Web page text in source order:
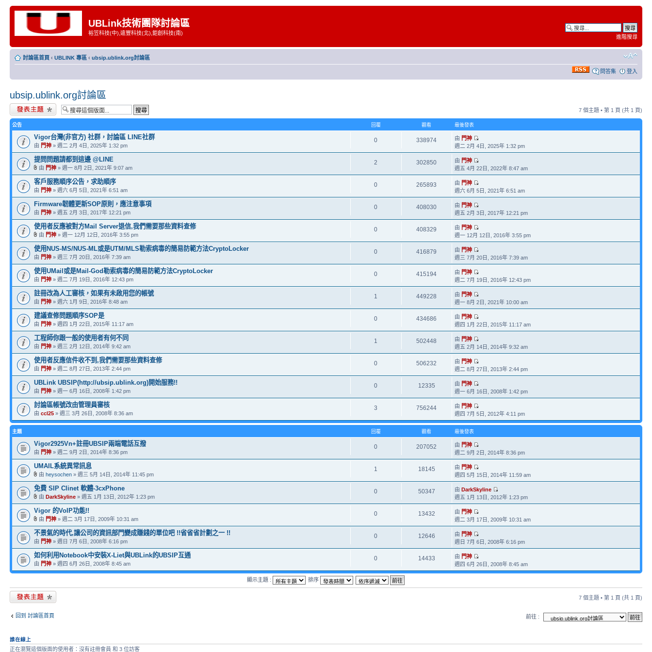
UBLink技術團隊討論區
裕笠科技(中),遠豐科技(北),鉅創科技(南)
進階搜尋
討論區首頁 ‹ UBLINK 專區 ‹ ubsip.ublink.org討論區
問答集 登入
ubsip.ublink.org討論區
發表新主題 7 個主題 • 第 1 頁 (共 1 頁)
公告 回覆 觀看 最後發表
Vigor台灣(非官方) 社群，討論區 LINE社群
由 門神 » 週二 2月 4日, 2025年 1:32 pm
0 338974 由 門神
週二 2月 4日, 2025年 1:32 pm
提問問題請都到這邊 @LINE
由 門神 » 週一 8月 2日, 2021年 9:07 am
2 302850 由 門神
週五 4月 22日, 2022年 8:47 am
客戶服務順序公告，求助順序
由 門神 » 週六 6月 5日, 2021年 6:51 am
0 265893 由 門神
週六 6月 5日, 2021年 6:51 am
Firmware韌體更新SOP原則，應注意事項
由 門神 » 週五 2月 3日, 2017年 12:21 pm
0 408030 由 門神
週五 2月 3日, 2017年 12:21 pm
使用者反應被對方Mail Server退信,我們需要那些資料查修
由 門神 » 週一 12月 12日, 2016年 3:55 pm
0 408329 由 門神
週一 12月 12日, 2016年 3:55 pm
使用NUS-MS/NUS-ML或是UTM/MLS勒索病毒的簡易防範方法CryptoLocker
由 門神 » 週三 7月 20日, 2016年 7:39 am
0 416879 由 門神
週三 7月 20日, 2016年 7:39 am
使用UMail或是Mail-God勒索病毒的簡易防範方法CryptoLocker
由 門神 » 週二 7月 19日, 2016年 12:43 pm
0 415194 由 門神
週二 7月 19日, 2016年 12:43 pm
註冊改為人工審核，如果有未啟用您的帳號
由 門神 » 週六 1月 9日, 2016年 8:48 am
1 449228 由 門神
週一 8月 2日, 2021年 10:00 am
建議查修問題順序SOP是
由 門神 » 週四 1月 22日, 2015年 11:17 am
0 434686 由 門神
週四 1月 22日, 2015年 11:17 am
工程師你跟一般的使用者有何不同
由 門神 » 週三 2月 12日, 2014年 9:42 am
1 502448 由 門神
週五 2月 14日, 2014年 9:32 am
使用者反應信件收不到,我們需要那些資料查修
由 門神 » 週二 8月 27日, 2013年 2:44 pm
0 506232 由 門神
週二 8月 27日, 2013年 2:44 pm
UBLink UBSIP(http://ubsip.ublink.org)開始服務!!
由 門神 » 週一 6月 16日, 2008年 1:42 pm
0 12335 由 門神
週一 6月 16日, 2008年 1:42 pm
討論區帳號改由管理員審核
由 ccl25 » 週三 3月 26日, 2008年 8:36 am
3 756244 由 門神
週四 7月 5日, 2012年 4:11 pm
主題 回覆 觀看 最後發表
Vigor2925Vn+註冊UBSIP兩端電話互撥
由 門神 » 週二 9月 2日, 2014年 8:36 pm
0 207052 由 門神
週二 9月 2日, 2014年 8:36 pm
UMAIL系統異常訊息
由 heysochen » 週三 5月 14日, 2014年 11:45 pm
1 18145 由 門神
週四 5月 15日, 2014年 11:59 am
免費 SIP Clinet 軟體-3cxPhone
由 DarkSkyline » 週五 1月 13日, 2012年 1:23 pm
0 50347 由DarkSkyline
週五 1月 13日, 2012年 1:23 pm
Vigor 的VoIP功能!!
由 門神 » 週二 3月 17日, 2009年 10:31 am
0 13432 由 門神
週二 3月 17日, 2009年 10:31 am
不景氣的時代,讓公司的資訊部門變成賺錢的單位吧 !!省省省計劃之一 !!
由 門神 » 週日 7月 6日, 2008年 6:16 pm
0 12646 由 門神
週日 7月 6日, 2008年 6:16 pm
如何利用Notebook中安裝X-Liet與UBLink的UBSIP互通
由 門神 » 週四 6月 26日, 2008年 8:45 am
0 14433 由 門神
週四 6月 26日, 2008年 8:45 am
顯示主題 : 排序
發表新主題 7 個主題 • 第 1 頁 (共 1 頁)
回到 討論區首頁 前往 :
誰在線上
正在瀏覽這個版面的使用者：沒有註冊會員 和 3 位訪客